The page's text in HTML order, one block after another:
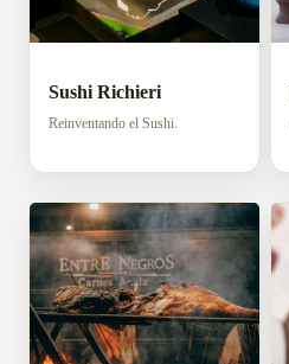
Sushi Richieri
Reinventando el Sushi.